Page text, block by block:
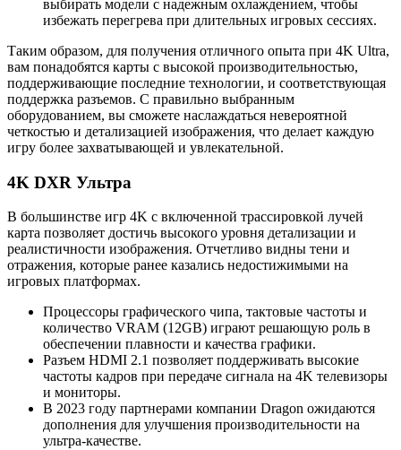
выбирать модели с надежным охлаждением, чтобы
избежать перегрева при длительных игровых сессиях.
Таким образом, для получения отличного опыта при 4K Ultra,
вам понадобятся карты с высокой производительностью,
поддерживающие последние технологии, и соответствующая
поддержка разъемов. С правильно выбранным
оборудованием, вы сможете наслаждаться невероятной
четкостью и детализацией изображения, что делает каждую
игру более захватывающей и увлекательной.
4K DXR Ультра
В большинстве игр 4K с включенной трассировкой лучей
карта позволяет достичь высокого уровня детализации и
реалистичности изображения. Отчетливо видны тени и
отражения, которые ранее казались недостижимыми на
игровых платформах.
Процессоры графического чипа, тактовые частоты и
количество VRAM (12GB) играют решающую роль в
обеспечении плавности и качества графики.
Разъем HDMI 2.1 позволяет поддерживать высокие
частоты кадров при передаче сигнала на 4K телевизоры
и мониторы.
В 2023 году партнерами компании Dragon ожидаются
дополнения для улучшения производительности на
ультра-качестве.